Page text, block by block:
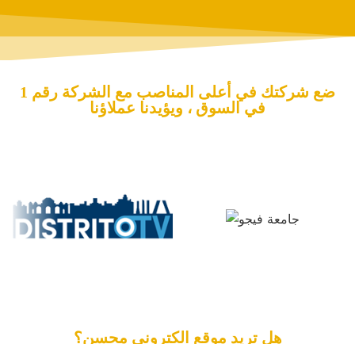
ضع شركتك في أعلى المناصب مع الشركة رقم 1
في السوق ، ويؤيدنا عملاؤنا
هل تريد موقع الكتروني محسن؟